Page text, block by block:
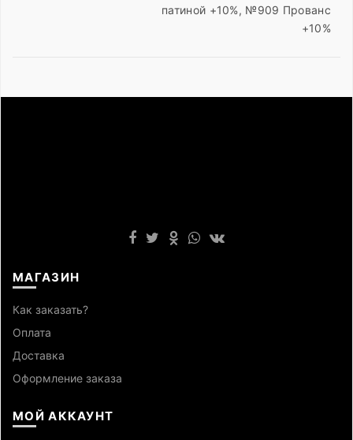
патиной +10%, №909 Прованс
+10%
МАГАЗИН
Как заказать?
Оплата
Доставка
Оформление заказа
МОЙ АККАУНТ